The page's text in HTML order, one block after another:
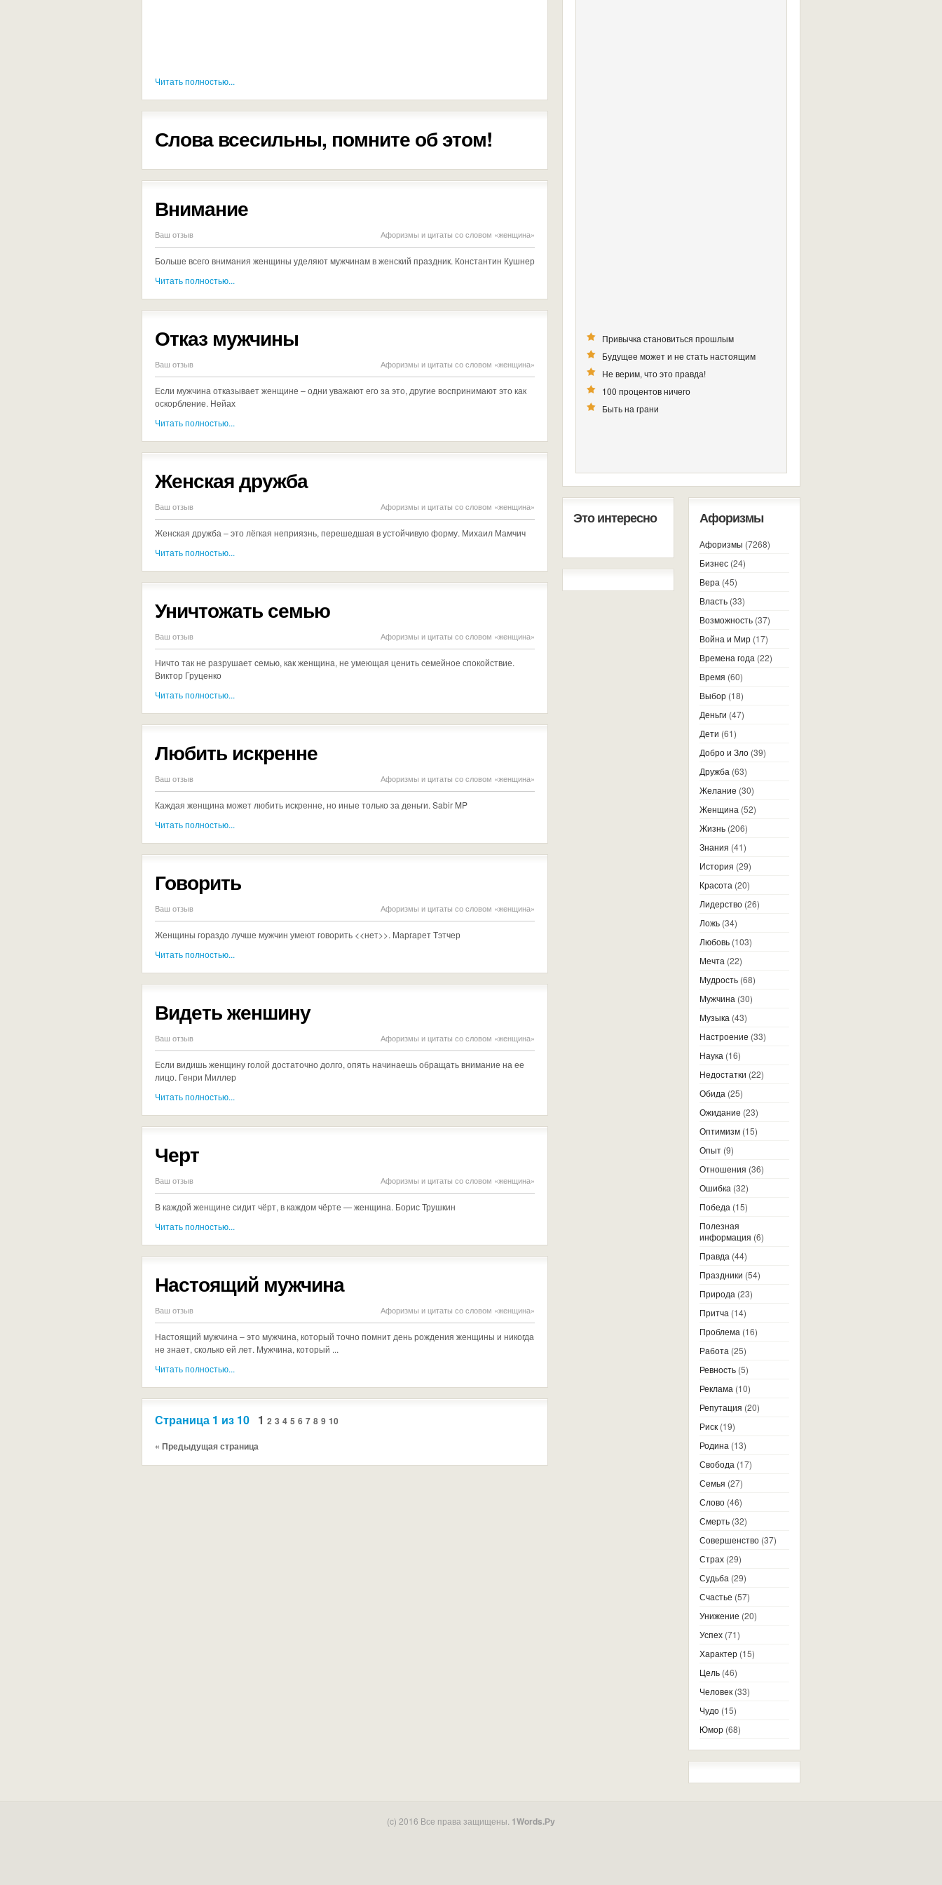
Читать полностью...
Слова всесильны, помните об этом!
Внимание
Ваш отзыв Афоризмы и цитаты со словом «женщина»
Больше всего внимания женщины уделяют мужчинам в женский праздник. Константин Кушнер
Читать полностью...
Отказ мужчины
Ваш отзыв Афоризмы и цитаты со словом «женщина»
Если мужчина отказывает женщине – одни уважают его за это, другие воспринимают это как
оскорбление. Нейах
Читать полностью...
Женская дружба
Ваш отзыв Афоризмы и цитаты со словом «женщина»
Женская дружба – это лёгкая неприязнь, перешедшая в устойчивую форму. Михаил Мамчич
Читать полностью...
Уничтожать семью
Ваш отзыв Афоризмы и цитаты со словом «женщина»
Ничто так не разрушает семью, как женщина, не умеющая ценить семейное спокойствие.
Виктор Груценко
Читать полностью...
Любить искренне
Ваш отзыв Афоризмы и цитаты со словом «женщина»
Каждая женщина может любить искренне, но иные только за деньги. Sabir MP
Читать полностью...
Говорить
Ваш отзыв Афоризмы и цитаты со словом «женщина»
Женщины гораздо лучше мужчин умеют говорить <<нет>>. Маргарет Тэтчер
Читать полностью...
Видеть женшину
Ваш отзыв Афоризмы и цитаты со словом «женщина»
Если видишь женщину голой достаточно долго, опять начинаешь обращать внимание на ее
лицо. Генри Миллер
Читать полностью...
Черт
Ваш отзыв Афоризмы и цитаты со словом «женщина»
В каждой женщине сидит чёрт, в каждом чёрте — женщина. Борис Трушкин
Читать полностью...
Настоящий мужчина
Ваш отзыв Афоризмы и цитаты со словом «женщина»
Настоящий мужчина – это мужчина, который точно помнит день рождения женщины и никогда
не знает, сколько ей лет. Мужчина, который ...
Читать полностью...
Страница 1 из 10 1 2 3 4 5 6 7 8 9 10
« Предыдущая страница
Привычка становиться прошлым
Будущее может и не стать настоящим
Не верим, что это правда!
100 процентов ничего
Быть на грани
Это интересно Афоризмы
Афоризмы (7268)
Бизнес (24)
Вера (45)
Власть (33)
Возможность (37)
Война и Мир (17)
Времена года (22)
Время (60)
Выбор (18)
Деньги (47)
Дети (61)
Добро и Зло (39)
Дружба (63)
Желание (30)
Женщина (52)
Жизнь (206)
Знания (41)
История (29)
Красота (20)
Лидерство (26)
Ложь (34)
Любовь (103)
Мечта (22)
Мудрость (68)
Мужчина (30)
Музыка (43)
Настроение (33)
Наука (16)
Недостатки (22)
Обида (25)
Ожидание (23)
Оптимизм (15)
Опыт (9)
Отношения (36)
Ошибка (32)
Победа (15)
Полезная
информация (6)
Правда (44)
Праздники (54)
Природа (23)
Притча (14)
Проблема (16)
Работа (25)
Ревность (5)
Реклама (10)
Репутация (20)
Риск (19)
Родина (13)
Свобода (17)
Семья (27)
Слово (46)
Смерть (32)
Совершенство (37)
Страх (29)
Судьба (29)
Счастье (57)
Унижение (20)
Успех (71)
Характер (15)
Цель (46)
Человек (33)
Чудо (15)
Юмор (68)
(c) 2016 Все права защищены. 1Words.Ру